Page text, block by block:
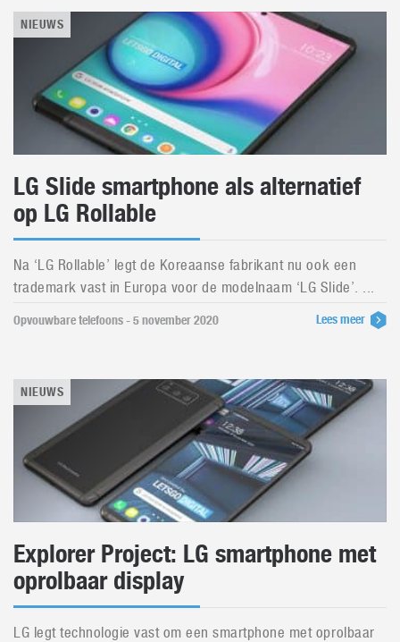
NIEUWS
LG Slide smartphone als alternatief
op LG Rollable
Na ‘LG Rollable’ legt de Koreaanse fabrikant nu ook een
trademark vast in Europa voor de modelnaam ‘LG Slide’. ...
Opvouwbare telefoons - 5 november 2020 Lees meer
NIEUWS
Explorer Project: LG smartphone met
oprolbaar display
LG legt technologie vast om een smartphone met oprolbaar